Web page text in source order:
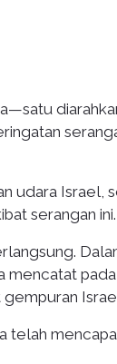
udara Israel,
serangan ini.
pada
telah